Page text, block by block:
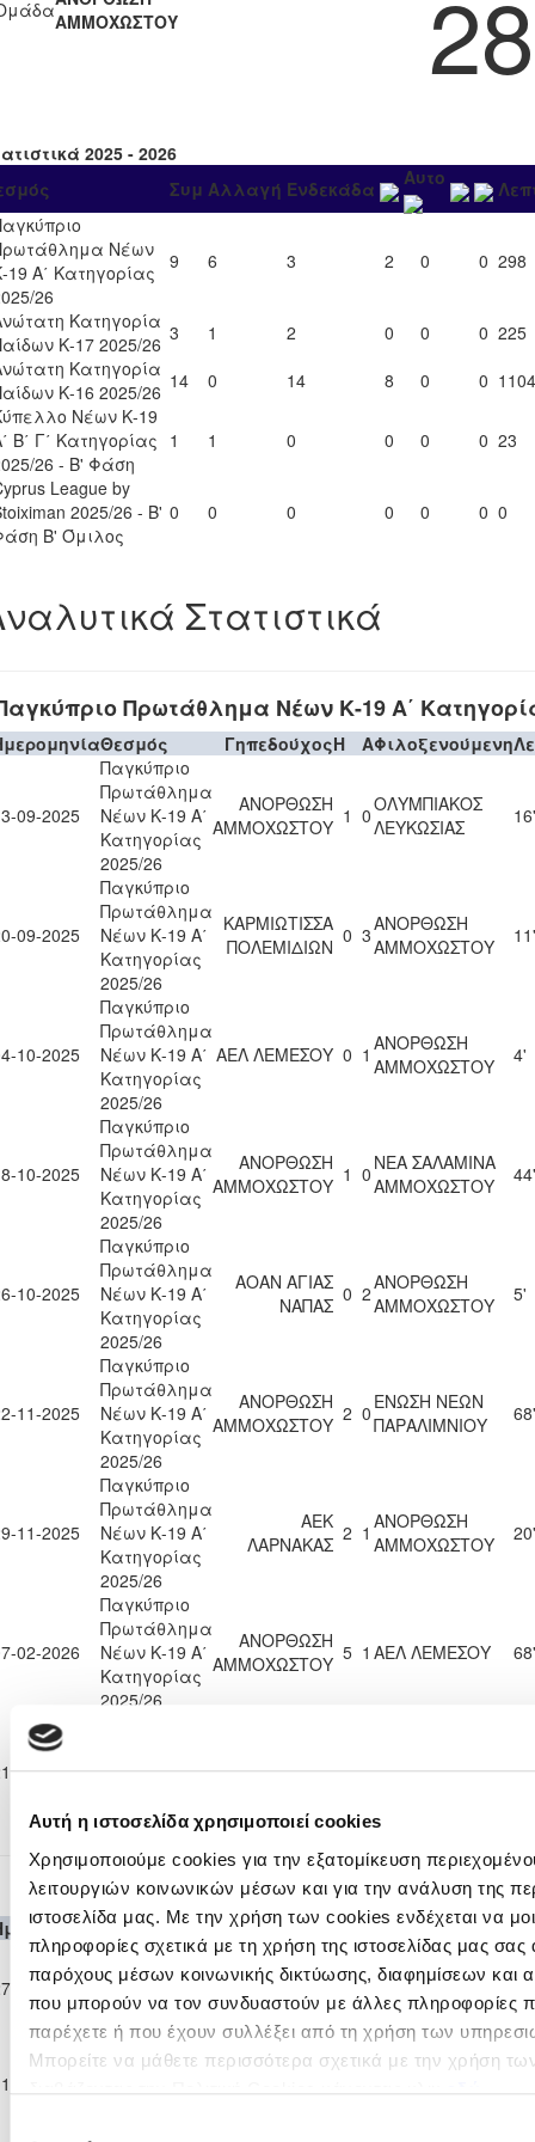
Αυτή η ιστοσελίδα χρησιμοποιεί cookies
Χρησιμοποιούμε cookies για την εξατομίκευση
λειτουργιών κοινωνικών μέσων και για την ανάλυση της
ιστοσελίδα μας. Με την χρήση των cookies ενδέχεται να
πληροφορίες σχετικά με τη χρήση της ιστοσελίδας μας
παρόχους μέσων κοινωνικής δικτύωσης, διαφημίσεων και
που μπορούν να τον συνδυαστούν με άλλες πληροφορίες
παρέχετε ή που έχουν συλλέξει από τη χρήση των
Μπορείτε να μάθετε περισσότερα σχετικά με την χρήση
ΑΜΜΟΧΩΣΤΟΥ
28
2025 - 2026
Συμ Αλλαγή Ενδεκάδα Αυτο
Νέων
19 Α΄ Κατηγορίας
26
9 6 3 2 0 0 298
Κατηγορία
Κ-17 2025/26 3 1 2 0 0 0 225
Κατηγορία
Κ-16 2025/26 14 0 14 8 0 0 1104
Νέων Κ-19
Β΄ Γ΄ Κατηγορίας
26 - Β' Φάση
1 1 0 0 0 0 23
League by
2025/26 - Β'
Β' Όμιλος
0 0 0 0 0 0 0
Στατιστικά
Πρωτάθλημα Νέων Κ-19 Α΄
Θεσμός ΓηπεδούχοςH AΦιλοξενούμενη
09-2025
Παγκύπριο
Πρωτάθλημα
Νέων Κ-19 Α΄
Κατηγορίας
2025/26
ΑΝΟΡΘΩΣΗ
ΑΜΜΟΧΩΣΤΟΥ 1 0ΟΛΥΜΠΙΑΚΟΣ
ΛΕΥΚΩΣΙΑΣ
16'
09-2025
Παγκύπριο
Πρωτάθλημα
Νέων Κ-19 Α΄
Κατηγορίας
2025/26
ΚΑΡΜΙΩΤΙΣΣΑ
ΠΟΛΕΜΙΔΙΩΝ 0 3ΑΝΟΡΘΩΣΗ
ΑΜΜΟΧΩΣΤΟΥ
11'
10-2025
Παγκύπριο
Πρωτάθλημα
Νέων Κ-19 Α΄
Κατηγορίας
2025/26
ΑΕΛ ΛΕΜΕΣΟΥ 0 1 ΑΝΟΡΘΩΣΗ
ΑΜΜΟΧΩΣΤΟΥ
4'
10-2025
Παγκύπριο
Πρωτάθλημα
Νέων Κ-19 Α΄
Κατηγορίας
2025/26
ΑΝΟΡΘΩΣΗ
ΑΜΜΟΧΩΣΤΟΥ 1 0 ΝΕΑ ΣΑΛΑΜΙΝΑ
ΑΜΜΟΧΩΣΤΟΥ
44'
10-2025
Παγκύπριο
Πρωτάθλημα
Νέων Κ-19 Α΄
Κατηγορίας
2025/26
ΑΟΑΝ ΑΓΙΑΣ
ΝΑΠΑΣ 0 2ΑΝΟΡΘΩΣΗ
ΑΜΜΟΧΩΣΤΟΥ
5'
11-2025
Παγκύπριο
Πρωτάθλημα
Νέων Κ-19 Α΄
Κατηγορίας
2025/26
ΑΝΟΡΘΩΣΗ
ΑΜΜΟΧΩΣΤΟΥ 2 0 ΕΝΩΣΗ ΝΕΩΝ
ΠΑΡΑΛΙΜΝΙΟΥ
68'
11-2025
Παγκύπριο
Πρωτάθλημα
Νέων Κ-19 Α΄
Κατηγορίας
2025/26
ΑΕΚ
ΛΑΡΝΑΚΑΣ 2 1 ΑΝΟΡΘΩΣΗ
ΑΜΜΟΧΩΣΤΟΥ
20'
02-2026
Παγκύπριο
Πρωτάθλημα
Νέων Κ-19 Α΄
Κατηγορίας
2025/26
ΑΝΟΡΘΩΣΗ
ΑΜΜΟΧΩΣΤΟΥ 5 1 ΑΕΛ ΛΕΜΕΣΟΥ 68'
02-2026
Νέων Κ-19 Α΄
2025/26
2 1 59'
Ανώτατη Κατηγορία Παίδων Κ-16 2025/
Θεσμός ΓηπεδούχοςH AΦιλοξενούμενη
09-2025
Ανώτατη
Κατηγορία
Παίδων Κ-16
2025/26
ΑΕΚ
ΛΑΡΝΑΚΑΣ 1 1 ΑΝΟΡΘΩΣΗ
ΑΜΜΟΧΩΣΤΟΥ
90'
10-2025
Ανώτατη
Κατηγορία
ΑΝΟΡΘΩΣΗ